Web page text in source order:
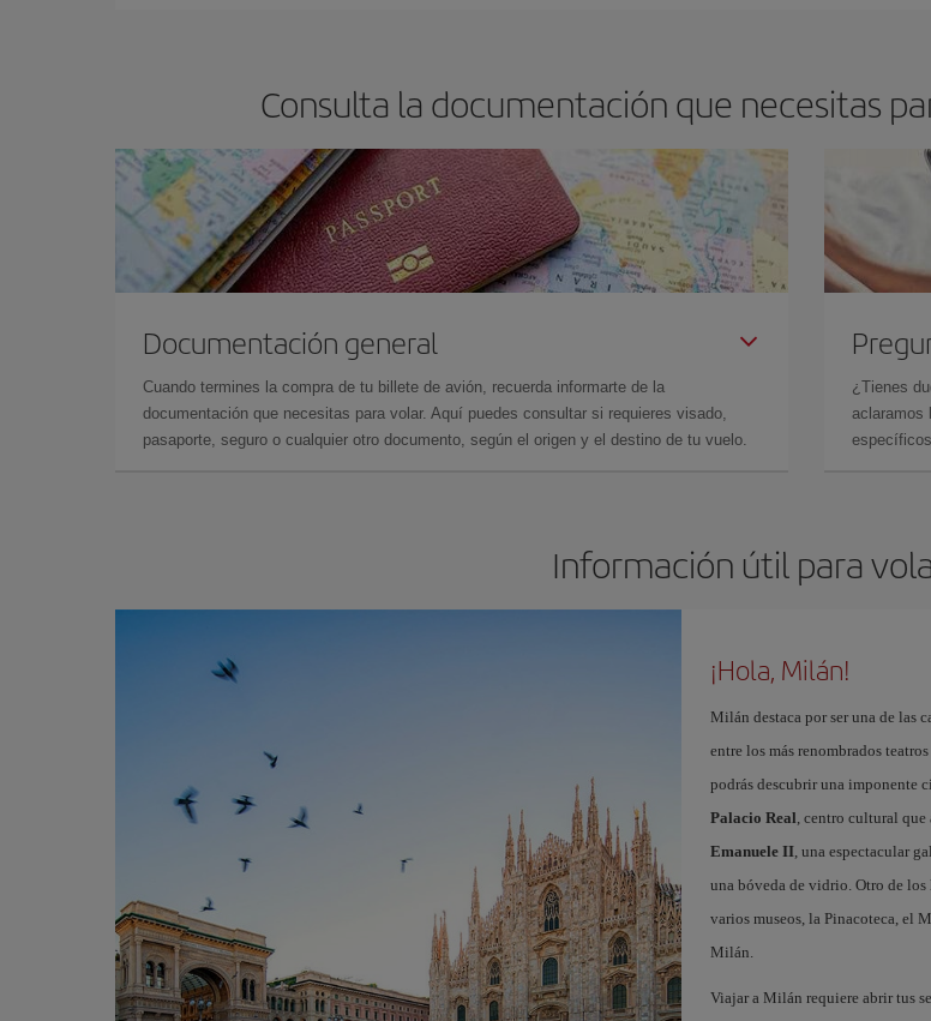
Consulta la documentación que necesitas
Documentación general
Cuando termines la compra de tu billete de avión, recuerda informarte de la
documentación que necesitas para volar. Aquí puedes consultar si requieres visado,
pasaporte, seguro o cualquier otro documento, según el origen y el destino de tu vuelo.
¿Tienes
aclaramos
Información útil para
¡Hola, Milán!
Milán destaca por ser una de las
entre los más renombrados
podrás descubrir una imponente
Palacio Real, centro cultural que
Emanuele II, una espectacular
una bóveda de vidrio. Otro de
varios museos, la Pinacoteca, el
Milán.
Viajar a Milán requiere abrir tus